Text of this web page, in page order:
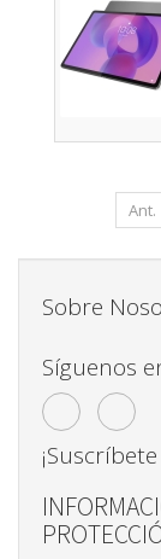
Ant.
Sobre
Síguenos